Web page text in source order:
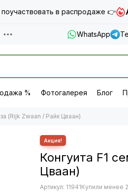
в распродаже 👉
WhatsApp
% Фотогалерея Блог
(Rijk Zwaan / Райк Цваан)
Конгуита F1
Цваан)
Артикул: 11941Купили менее